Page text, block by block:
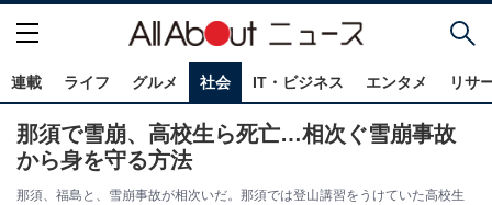
連載 ライフ グルメ 社会 IT・ビジネス エンタメ リサ
那須で雪崩、高校生ら死亡…相次ぐ雪崩事故
から身を守る方法
那須、福島と、雪崩事故が相次いだ。那須では登山講習をうけていた高校生